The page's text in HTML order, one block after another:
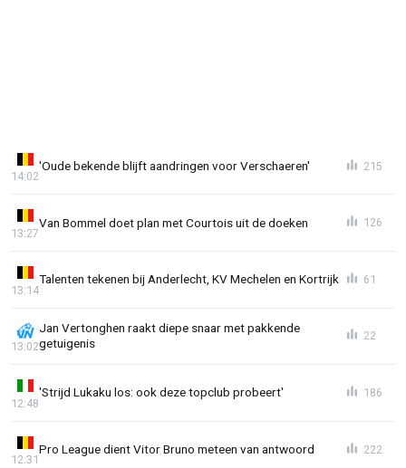
'Oude bekende blijft aandringen voor Verschaeren'
14:02
215
Van Bommel doet plan met Courtois uit de doeken
13:27
126
Talenten tekenen bij Anderlecht, KV Mechelen en Kortrijk
13:14
61
Jan Vertonghen raakt diepe snaar met pakkende
getuigenis
13:02
22
'Strijd Lukaku los: ook deze topclub probeert'
12:48
186
Pro League dient Vitor Bruno meteen van antwoord
12:31
222